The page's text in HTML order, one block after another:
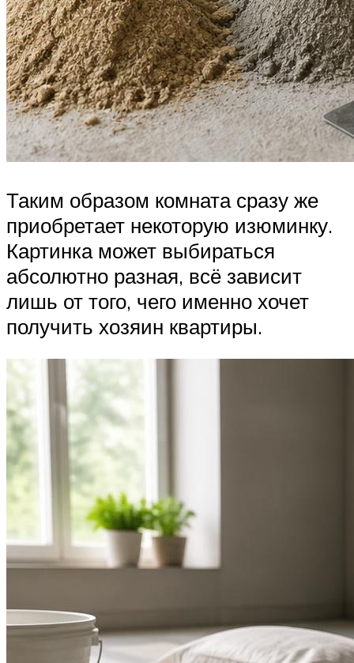
Таким образом комната сразу же
приобретает некоторую изюминку.
Картинка может выбираться
абсолютно разная, всё зависит
лишь от того, чего именно хочет
получить хозяин квартиры.